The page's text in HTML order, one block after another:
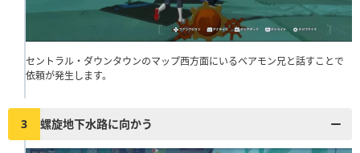
セントラル・ダウンタウンのマップ西方面にいるベアモン兄と話すことで
依頼が発生します。
3 螺旋地下水路に向かう